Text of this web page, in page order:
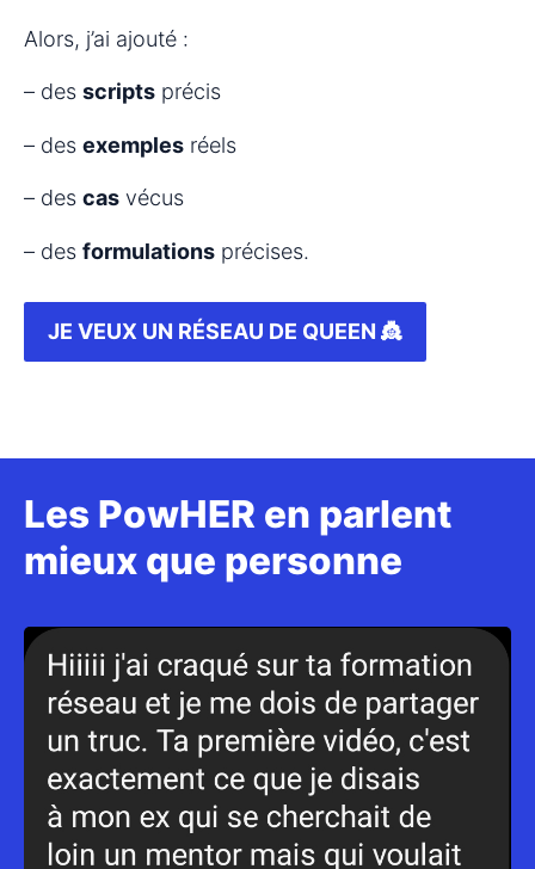
Alors, j’ai ajouté :
– des scripts précis
– des exemples réels
– des cas vécus
– des formulations précises.
JE VEUX UN RÉSEAU DE QUEEN 👸
Les PowHER en parlent
mieux que personne